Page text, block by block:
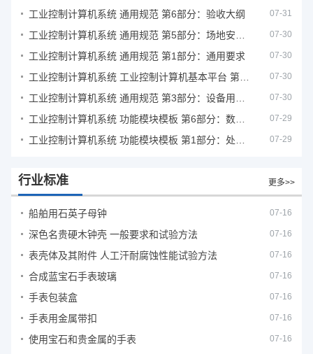
工业控制计算机系统 通用规范 第6部分：验收大纲 07-31
07-30
工业控制计算机系统 通用规范 第1部分：通用要求 07-30
07-30
07-30
07-29
07-29
行业标准 更多>>
船舶用石英子母钟 07-16
深色名贵硬木钟壳 一般要求和试验方法 07-16
表壳体及其附件 人工汗耐腐蚀性能试验方法 07-16
合成蓝宝石手表玻璃 07-16
手表包装盒 07-16
手表用金属带扣 07-16
使用宝石和贵金属的手表 07-16